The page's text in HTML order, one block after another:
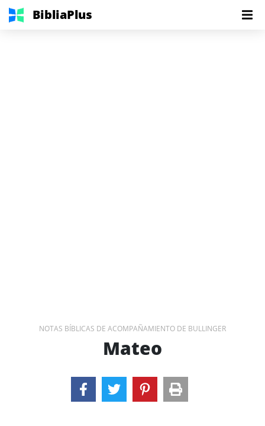
BibliaPlus
NOTAS BÍBLICAS DE ACOMPAÑAMIENTO DE BULLINGER
Mateo